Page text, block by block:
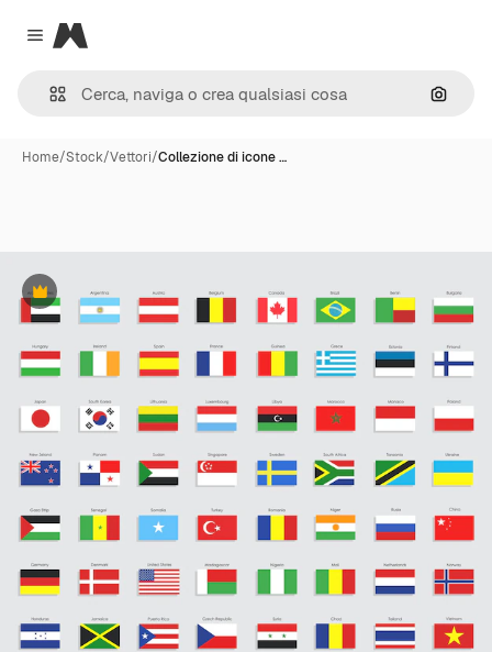
Close menu
Magnific
Cerca
Home/Stock/Vettori/Collezione di icone …
Premium